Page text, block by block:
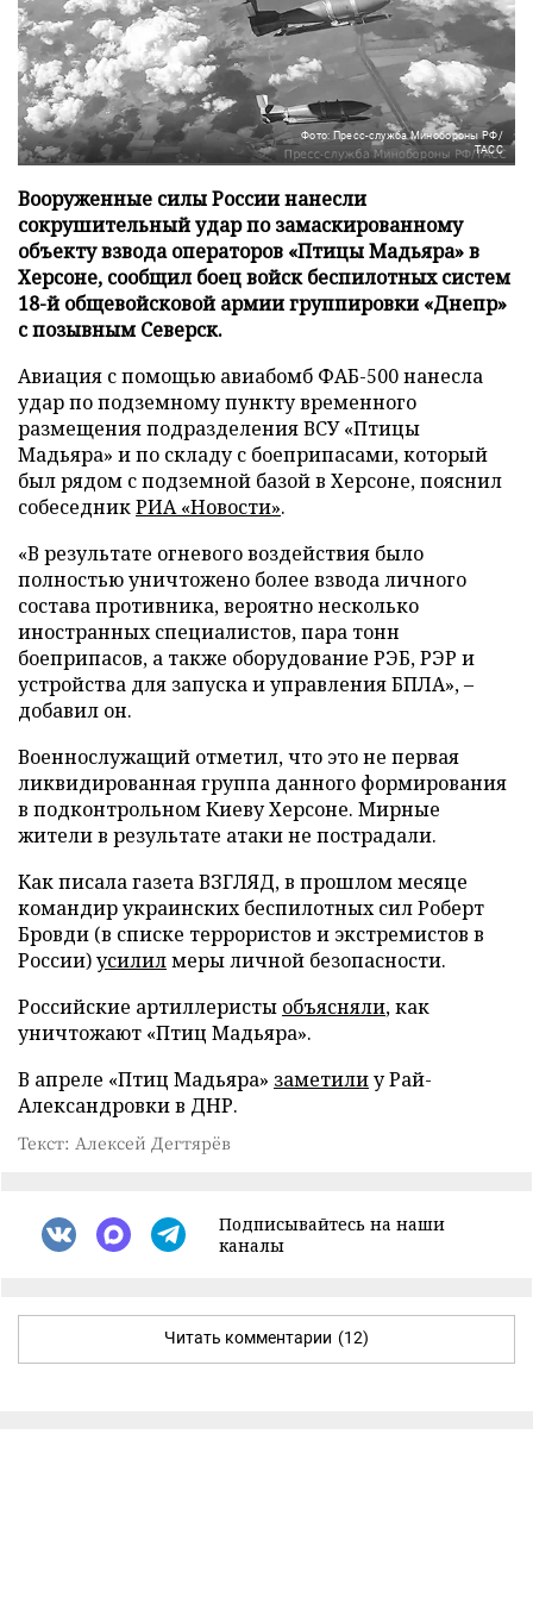
Фото: Пресс-служба Минобороны РФ/
ТАСС
Вооруженные силы России нанесли
сокрушительный удар по замаскированному
объекту взвода операторов «Птицы Мадьяра» в
Херсоне, сообщил боец войск беспилотных систем
18-й общевойсковой армии группировки «Днепр»
с позывным Северск.
Авиация с помощью авиабомб ФАБ-500 нанесла
удар по подземному пункту временного
размещения подразделения ВСУ «Птицы
Мадьяра» и по складу с боеприпасами, который
был рядом с подземной базой в Херсоне, пояснил
собеседникРИА «Новости».
«В результате огневого воздействия было
полностью уничтожено более взвода личного
состава противника, вероятно несколько
иностранных специалистов, пара тонн
боеприпасов, а также оборудование РЭБ, РЭР и
устройства для запуска и управления БПЛА», –
добавил он.
Военнослужащий отметил, что это не первая
ликвидированная группа данного формирования
в подконтрольном Киеву Херсоне. Мирные
жители в результате атаки не пострадали.
Как писала газета ВЗГЛЯД, в прошлом месяце
командир украинских беспилотных сил Роберт
Бровди (в списке террористов и экстремистов в
России)усилилмеры личной безопасности.
Российские артиллеристы объясняли, как
уничтожают «Птиц Мадьяра».
В апреле «Птиц Мадьяра» заметилиу Рай-
Александровки в ДНР.
Текст: Алексей Дегтярёв
Подписывайтесь на наши
каналы
Читать комментарии (12)